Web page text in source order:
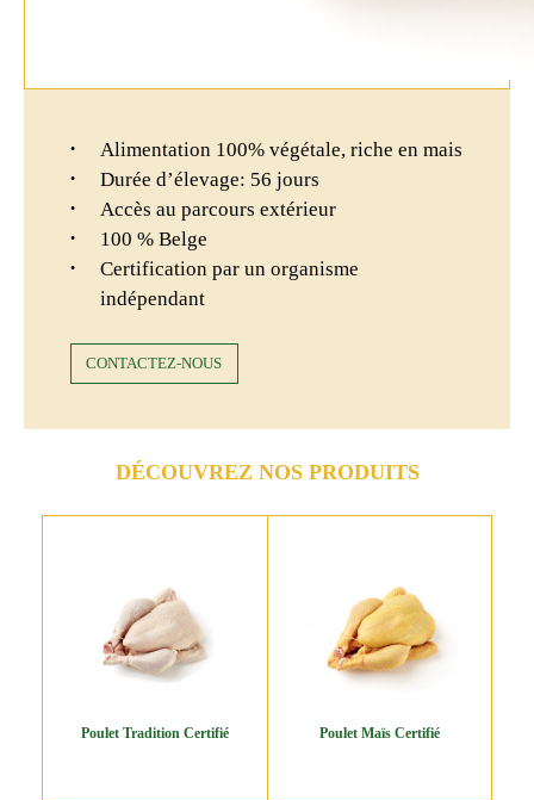
Alimentation 100% végétale, riche en mais
Durée d’élevage: 56 jours
Accès au parcours extérieur
100 % Belge
Certification par un organisme
indépendant
CONTACTEZ-NOUS
DÉCOUVREZ NOS PRODUITS
Poulet Tradition Certifié Poulet Maïs Certifié